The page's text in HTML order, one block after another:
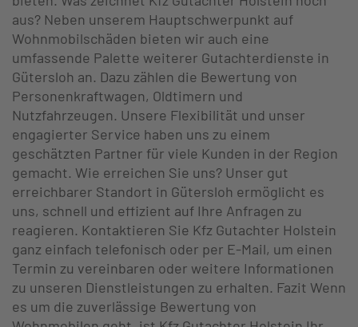
aus? Neben unserem Hauptschwerpunkt auf
Wohnmobilschäden bieten wir auch eine
umfassende Palette weiterer Gutachterdienste in
Gütersloh an. Dazu zählen die Bewertung von
Personenkraftwagen, Oldtimern und
Nutzfahrzeugen. Unsere Flexibilität und unser
engagierter Service haben uns zu einem
geschätzten Partner für viele Kunden in der Region
gemacht. Wie erreichen Sie uns? Unser gut
erreichbarer Standort in Gütersloh ermöglicht es
uns, schnell und effizient auf Ihre Anfragen zu
reagieren. Kontaktieren Sie Kfz Gutachter Holstein
ganz einfach telefonisch oder per E-Mail, um einen
Termin zu vereinbaren oder weitere Informationen
zu unseren Dienstleistungen zu erhalten. Fazit Wenn
es um die zuverlässige Bewertung von